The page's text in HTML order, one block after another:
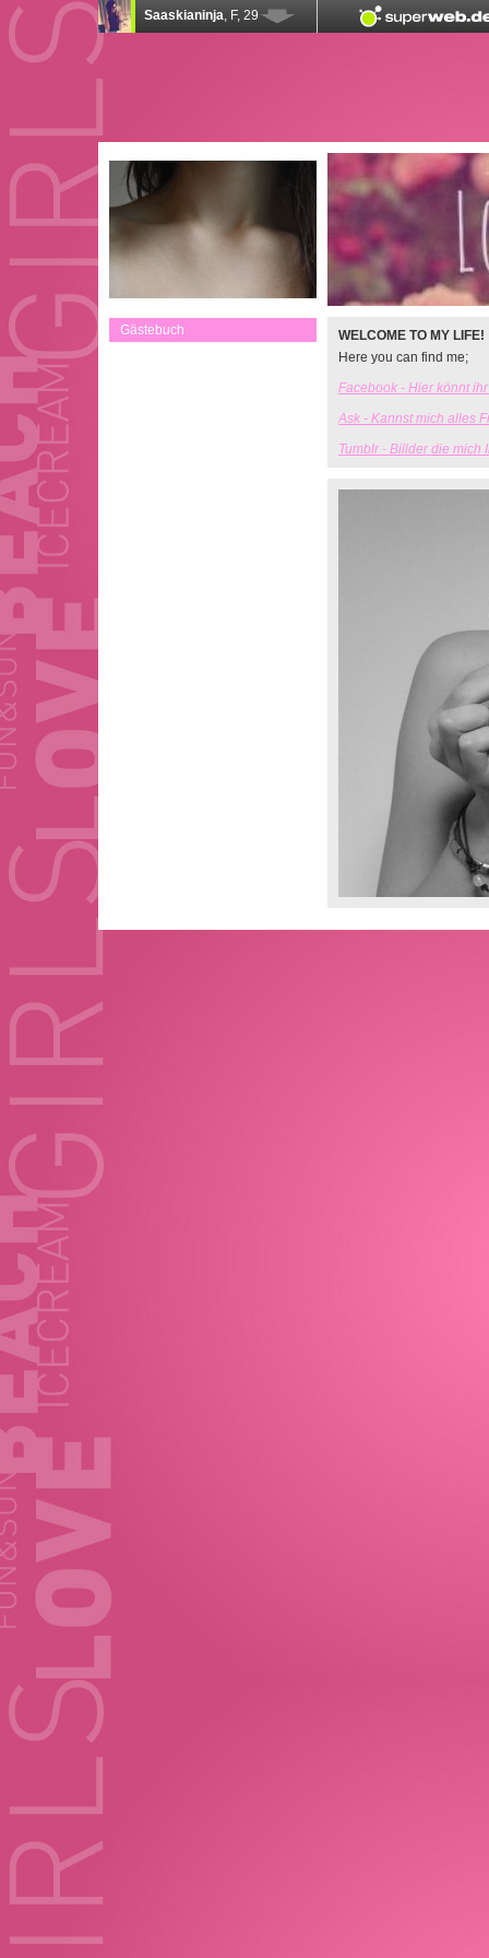
Gästebuch
WELCOME TO MY LIFE!
Here you can find me;
Facebook - Hier könnt
Ask - Kannst mich alles
Tumblr - Billder die mich